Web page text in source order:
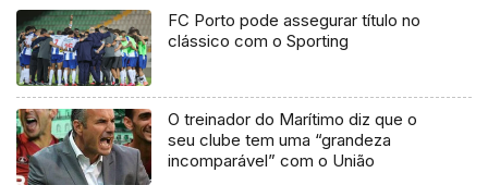
FC Porto pode assegurar título no
clássico com o Sporting
O treinador do Marítimo diz que o
seu clube tem uma “grandeza
incomparável” com o União